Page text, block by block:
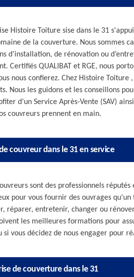
Histoire Toiture sise dans le 31
de la couverture. Nous sommes
d’installation, de rénovation ou
Certifiés QUALIBAT et RGE, nous
nous confierez. Chez Histoire
Nous les guidons et les conseillons
d’un Service Après-Vente (SAV)
couvreurs prennent en main.
couvreur dans le 31 en service
sont des professionnels
pour vous fournir des ouvrages
réparer, entretenir, changer ou
les meilleures formations pour
si vous décidez de nous engager pour
de couverture dans le 31